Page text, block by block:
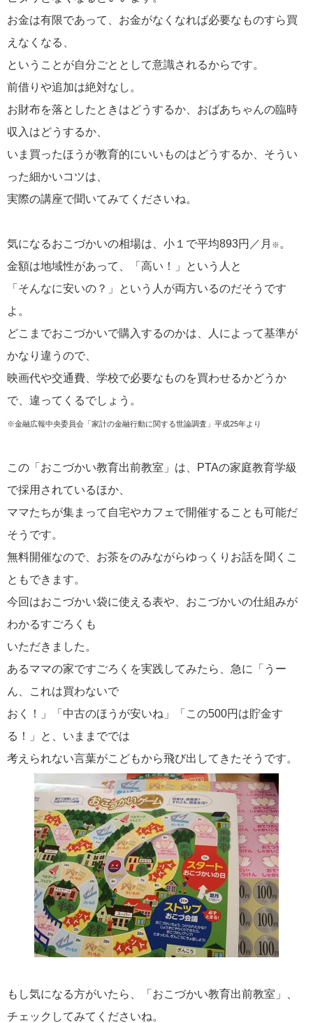
お金は有限であって、お金がなくなれば必要なものすら買
えなくなる、
ということが自分ごととして意識されるからです。
前借りや追加は絶対なし。
お財布を落としたときはどうするか、おばあちゃんの臨時
収入はどうするか、
いま買ったほうが教育的にいいものはどうするか、そうい
った細かいコツは、
実際の講座で聞いてみてくださいね。
気になるおこづかいの相場は、小１で平均893円／月 ※ 。
金額は地域性があって、「高い！」という人と
「そんなに安いの？」という人が両方いるのだそうです
よ。
どこまでおこづかいで購入するのかは、人によって基準が
かなり違うので、
映画代や交通費、学校で必要なものを買わせるかどうか
で、違ってくるでしょう。
※金融広報中央委員会「家計の金融行動に関する世論調査」平成25年より
この「おこづかい教育出前教室」は、PTAの家庭教育学級
で採用されているほか、
ママたちが集まって自宅やカフェで開催することも可能だ
そうです。
無料開催なので、お茶をのみながらゆっくりお話を聞くこ
ともできます。
今回はおこづかい袋に使える表や、おこづかいの仕組みが
わかるすごろくも
いただきました。
あるママの家ですごろくを実践してみたら、急に「うー
ん、これは買わないで
おく！」「中古のほうが安いね」「この500円は貯金す
る！」と、いままででは
考えられない言葉がこどもから飛び出してきたそうです。
もし気になる方がいたら、「おこづかい教育出前教室」、
チェックしてみてくださいね。